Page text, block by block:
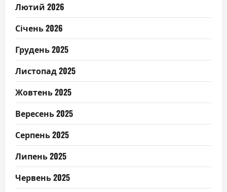
Лютий 2026
Січень 2026
Грудень 2025
Листопад 2025
Жовтень 2025
Вересень 2025
Серпень 2025
Липень 2025
Червень 2025